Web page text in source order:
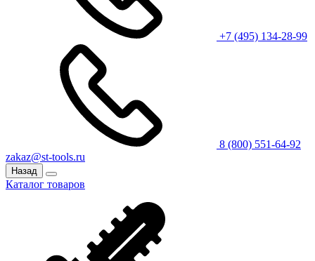
+7 (495) 134-28-99
8 (800) 551-64-92
zakaz@st-tools.ru
Назад
Каталог товаров